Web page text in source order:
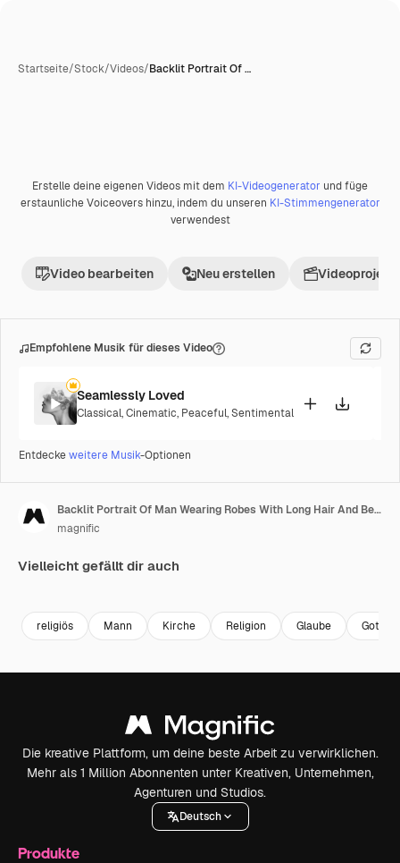
Startseite/Stock/Videos/Backlit Portrait Of …
Erstelle deine eigenen Videos mit dem KI-Videogenerator und füge
erstaunliche Voiceovers hinzu, indem du unseren KI-Stimmengenerator
verwendest
Video bearbeiten Neu erstellen Videoprojekt
Empfohlene Musik für dieses Video
Seamlessly Loved
Classical,Cinematic, Peaceful,Sentimental
Entdeckeweitere Musik-Optionen
Backlit Portrait Of Man Wearing Robes With Long Hair And Beard Representing Figure Of Jesus Christ 2
magnific
Vielleicht gefällt dir auch
religiös Mann Kirche Religion Glaube Gott
Die kreative Plattform, um deine beste Arbeit zu verwirklichen.
Mehr als 1 Million Abonnenten unter Kreativen, Unternehmen,
Agenturen und Studios.
Deutsch
Produkte